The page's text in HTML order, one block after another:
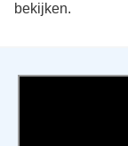
bekijken.